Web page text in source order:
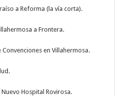
a Reforma (la vía corta).
a Frontera.
en Villahermosa.
Hospital Rovirosa.